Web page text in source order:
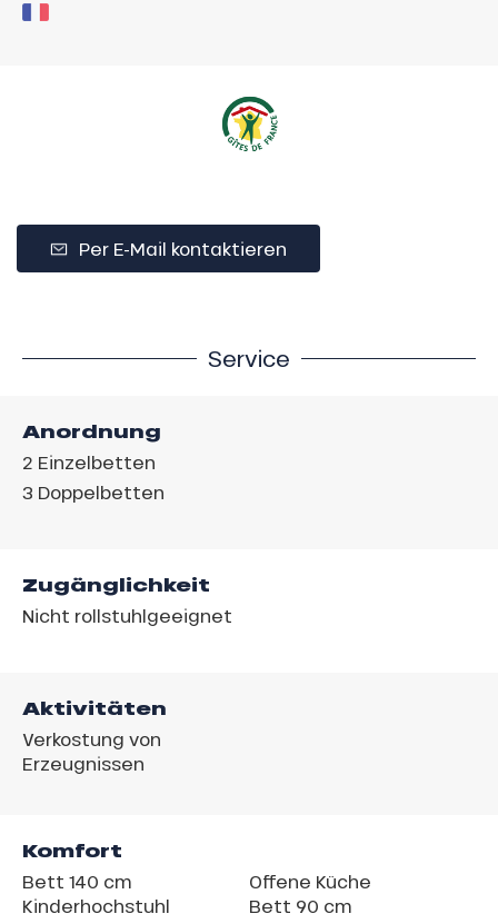
Per E-Mail kontaktieren
Service
Anordnung
2 Einzelbetten
3 Doppelbetten
Zugänglichkeit
Nicht rollstuhlgeeignet
Aktivitäten
Verkostung von
Erzeugnissen
Komfort
Bett 140 cm
Kinderhochstuhl
Offene Küche
Bett 90 cm